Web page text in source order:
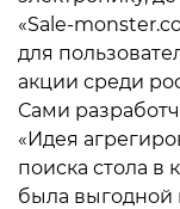
«Sale-
для
акции среди
Сами
«Идея
поиска стола в
была выгодной